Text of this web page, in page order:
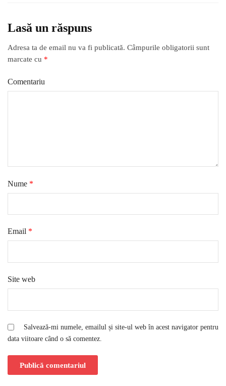
Lasă un răspuns
Adresa ta de email nu va fi publicată. Câmpurile obligatorii sunt
marcate cu *
Comentariu
Nume *
Email *
Site web
Salvează-mi numele, emailul și site-ul web în acest navigator pentru
data viitoare când o să comentez.